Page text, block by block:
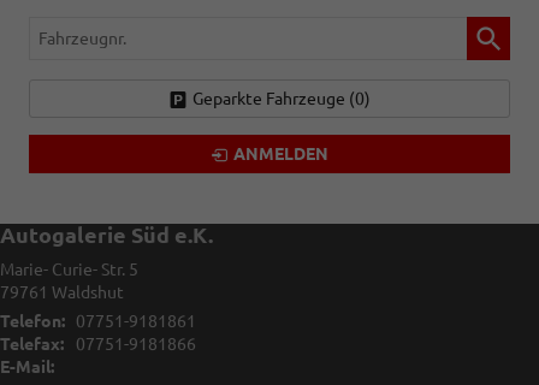
Fahrzeugnr.
Geparkte Fahrzeuge (0)
ANMELDEN
Autogalerie Süd e.K.
Marie- Curie- Str. 5
79761 Waldshut
Telefon:
07751-9181861
Telefax:
07751-9181866
E-Mail: